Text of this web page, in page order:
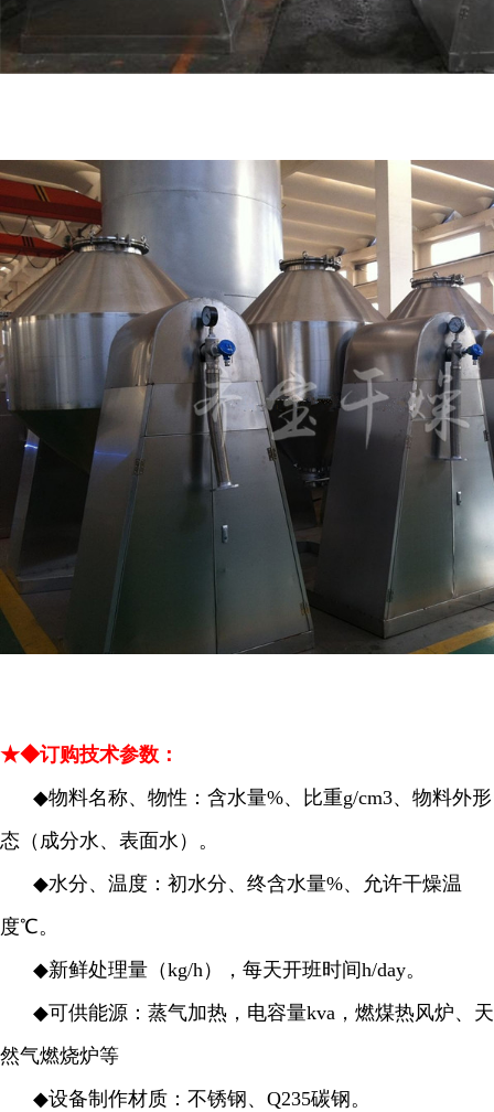
★◆订购技术参数：
◆物料名称、物性：含水量%、比重g/cm3、物料外形
态（成分水、表面水）。
◆水分、温度：初水分、终含水量%、允许干燥温
度℃。
◆新鲜处理量（kg/h），每天开班时间h/day。
◆可供能源：蒸气加热，电容量kva，燃煤热风炉、天
然气燃烧炉等
◆设备制作材质：不锈钢、Q235碳钢。